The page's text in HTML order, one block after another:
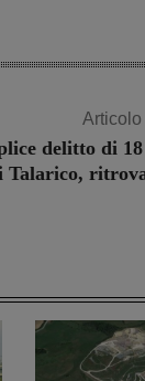
delitto di